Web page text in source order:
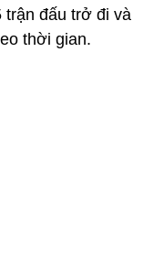
trận đấu trở đi và
thời gian.